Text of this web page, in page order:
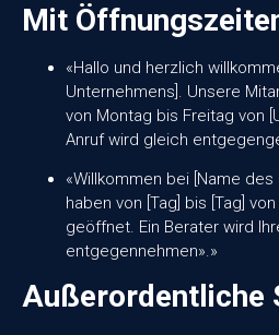
Mit
«Hallo und herzlich
Unternehmens]. Unsere
von Montag bis Freitag von
Anruf wird gleich
«Willkommen bei [Name
haben von [Tag] bis [Tag]
geöffnet. Ein Berater wird
entgegennehmen».»
Außerordentliche